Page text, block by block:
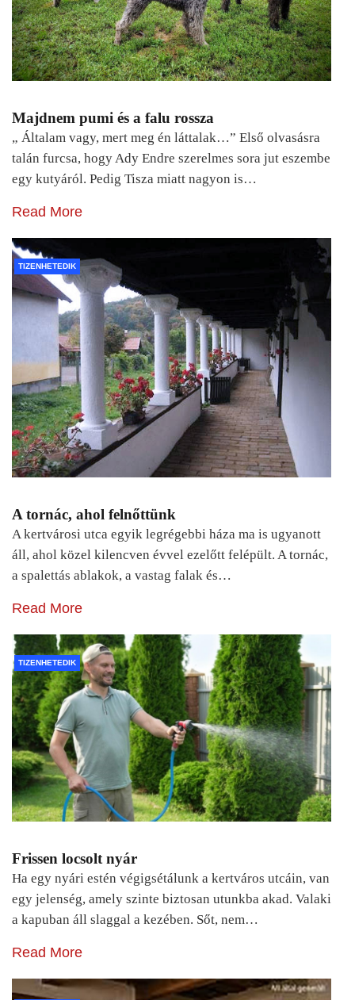
Majdnem pumi és a falu rossza
„ Általam vagy, mert meg én láttalak…” Első olvasásra
talán furcsa, hogy Ady Endre szerelmes sora jut eszembe
egy kutyáról. Pedig Tisza miatt nagyon is…
Read More
TIZENHETEDIK
A tornác, ahol felnőttünk
A kertvárosi utca egyik legrégebbi háza ma is ugyanott
áll, ahol közel kilencven évvel ezelőtt felépült. A tornác,
a spalettás ablakok, a vastag falak és…
Read More
TIZENHETEDIK
Frissen locsolt nyár
Ha egy nyári estén végigsétálunk a kertváros utcáin, van
egy jelenség, amely szinte biztosan utunkba akad. Valaki
a kapuban áll slaggal a kezében. Sőt, nem…
Read More